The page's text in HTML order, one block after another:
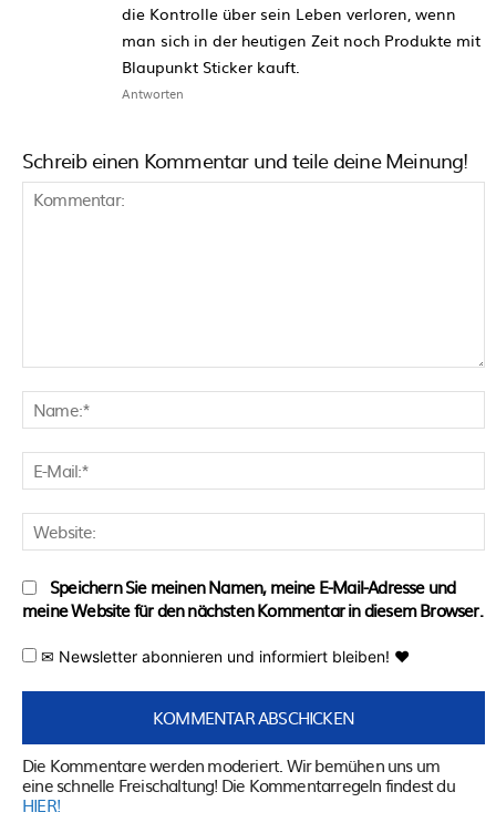
die Kontrolle über sein Leben verloren, wenn
man sich in der heutigen Zeit noch Produkte mit
Blaupunkt Sticker kauft.
Antworten
Schreib einen Kommentar und teile deine Meinung!
Speichern Sie meinen Namen, meine E-Mail-Adresse und
meine Website für den nächsten Kommentar in diesem Browser.
✉ Newsletter abonnieren und informiert bleiben! ♥
Die Kommentare werden moderiert. Wir bemühen uns um
eine schnelle Freischaltung! Die Kommentarregeln findest du
HIER!